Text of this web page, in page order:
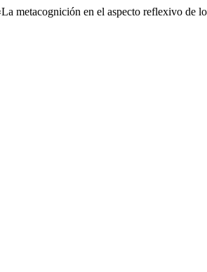
en el aspecto reflexivo de